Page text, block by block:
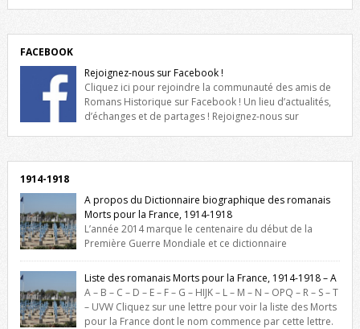
FACEBOOK
Rejoignez-nous sur Facebook !
Cliquez ici pour rejoindre la communauté des amis de
Romans Historique sur Facebook ! Un lieu d’actualités,
d’échanges et de partages ! Rejoignez-nous sur
1914-1918
A propos du Dictionnaire biographique des romanais
Morts pour la France, 1914-1918
L’année 2014 marque le centenaire du début de la
Première Guerre Mondiale et ce dictionnaire
biographique veut rendre hommage aux romanais Morts pour la
France durant ce conflit. La base de cette recherche historique est
constituée des noms gravés sur les plaques commémoratives de
l’Hôtel de Ville, du lycée du Dauphiné et du lycée Triboulet, […]
Liste des romanais Morts pour la France, 1914-1918 – A
A – B – C – D – E – F – G – HIJK – L – M – N – OPQ – R – S – T
– UVW Cliquez sur une lettre pour voir la liste des Morts
pour la France dont le nom commence par cette lettre.